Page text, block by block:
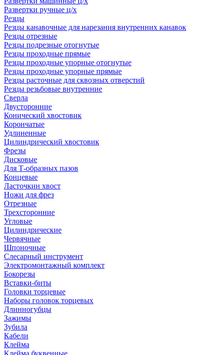
Развертки ручные ц/х
Резцы
Резцы канавочные для нарезания внутренних канавок
Резцы отрезные
Резцы подрезные отогнутые
Резцы проходные прямые
Резцы проходные упорные отогнутые
Резцы проходные упорные прямые
Резцы расточные для сквозных отверстий
Резцы резьбовые внутренние
Сверла
Двусторонние
Конический хвостовик
Корончатые
Удлиненные
Цилиндрический хвостовик
Фрезы
Дисковые
Для Т-образных пазов
Концевые
Ласточкин хвост
Ножи для фрез
Отрезные
Трехсторонние
Угловые
Цилиндрические
Червячные
Шпоночные
Слесарный инструмент
Электромонтажный комплект
Бокорезы
Вставки-биты
Головки торцевые
Наборы головок торцевых
Длинногубцы
Зажимы
Зубила
Кабели
Клейма
Клейма буквенные